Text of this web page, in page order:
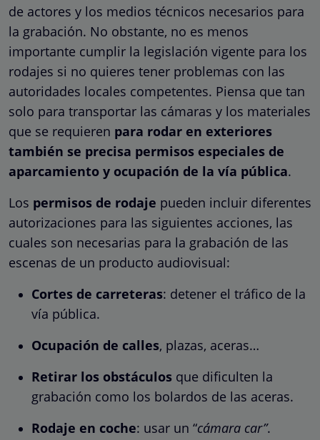
de actores y los medios técnicos necesarios para
la grabación. No obstante, no es menos
importante cumplir la legislación vigente para los
rodajes si no quieres tener problemas con las
autoridades locales competentes. Piensa que tan
solo para transportar las cámaras y los materiales
que se requieren para rodar en exteriores
también se precisa permisos especiales de
aparcamiento y ocupación de la vía pública.
Los permisos de rodaje pueden incluir diferentes
autorizaciones para las siguientes acciones, las
cuales son necesarias para la grabación de las
escenas de un producto audiovisual:
Cortes de carreteras: detener el tráfico de la
vía pública.
Ocupación de calles, plazas, aceras…
Retirar los obstáculos que dificulten la
grabación como los bolardos de las aceras.
Rodaje en coche: usar un “cámara car”.